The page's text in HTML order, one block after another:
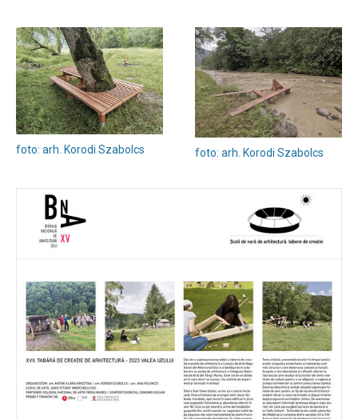
foto: arh. Korodi Szabolcs foto: arh. Korodi Szabolcs